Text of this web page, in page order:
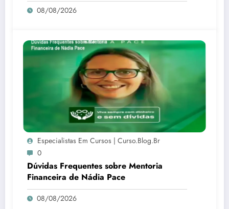
08/08/2026
Especialistas Em Cursos | Curso.blog.br
0
Dúvidas Frequentes sobre Mentoria
Financeira de Nádia Pace
08/08/2026